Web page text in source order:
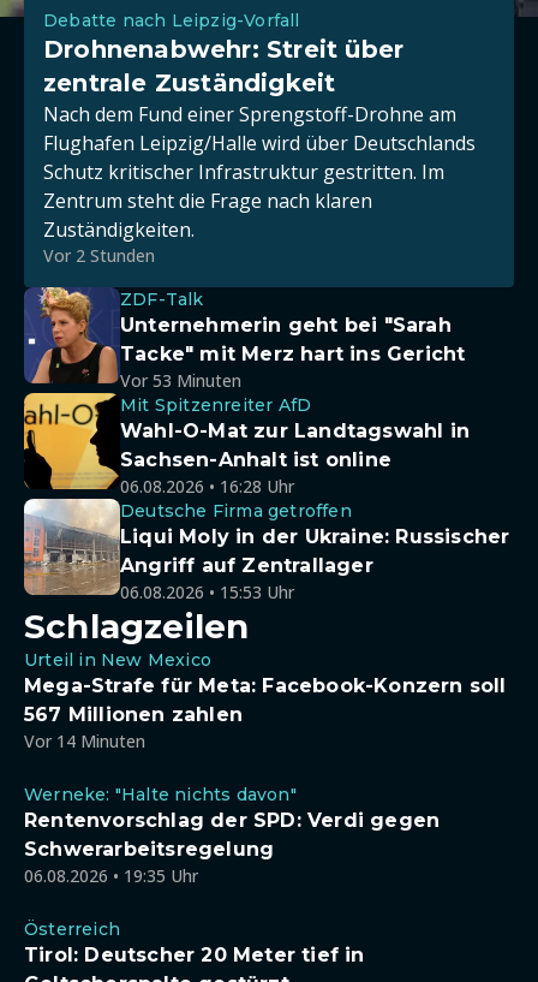
Debatte nach Leipzig-Vorfall
Drohnenabwehr: Streit über
zentrale Zuständigkeit
Nach dem Fund einer Sprengstoff-Drohne am
Flughafen Leipzig/Halle wird über Deutschlands
Schutz kritischer Infrastruktur gestritten. Im
Zentrum steht die Frage nach klaren
Zuständigkeiten.
Vor 2 Stunden
ZDF-Talk
Unternehmerin geht bei "Sarah
Tacke" mit Merz hart ins Gericht
Vor 53 Minuten
Mit Spitzenreiter AfD
Wahl-O-Mat zur Landtagswahl in
Sachsen-Anhalt ist online
06.08.2026 • 16:28 Uhr
Deutsche Firma getroffen
Liqui Moly in der Ukraine: Russischer
Angriff auf Zentrallager
06.08.2026 • 15:53 Uhr
Schlagzeilen
Urteil in New Mexico
Mega-Strafe für Meta: Facebook-Konzern soll
567 Millionen zahlen
Vor 14 Minuten
Werneke: "Halte nichts davon"
Rentenvorschlag der SPD: Verdi gegen
Schwerarbeitsregelung
06.08.2026 • 19:35 Uhr
Österreich
Tirol: Deutscher 20 Meter tief in